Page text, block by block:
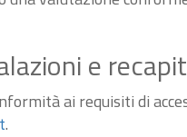
e
ai requisiti di
.